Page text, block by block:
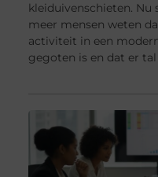
kleiduivenschieten. Nu
meer mensen weten
activiteit in een
gegoten is en dat er tal